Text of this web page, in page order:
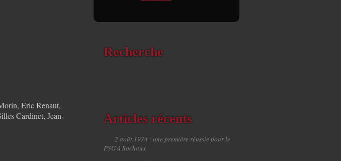
Eric Renaut,
Cardinet, Jean-
Recherche
Articles récents
2 août 1974 : une première réussie pour le
PSG à Sochaux